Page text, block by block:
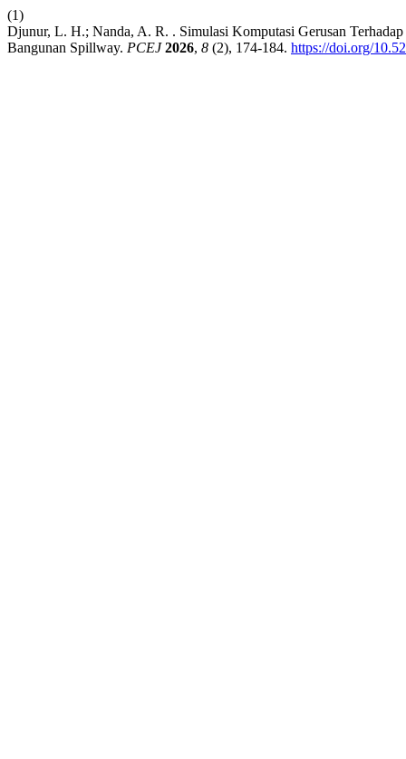
(1)
Djunur, L. H.; Nanda, A. R. . Simulasi Komputasi Gerusan
Bangunan Spillway. PCEJ 2026, 8 (2), 174-184. https://doi.org/